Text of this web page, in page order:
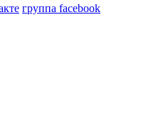
группа facebook